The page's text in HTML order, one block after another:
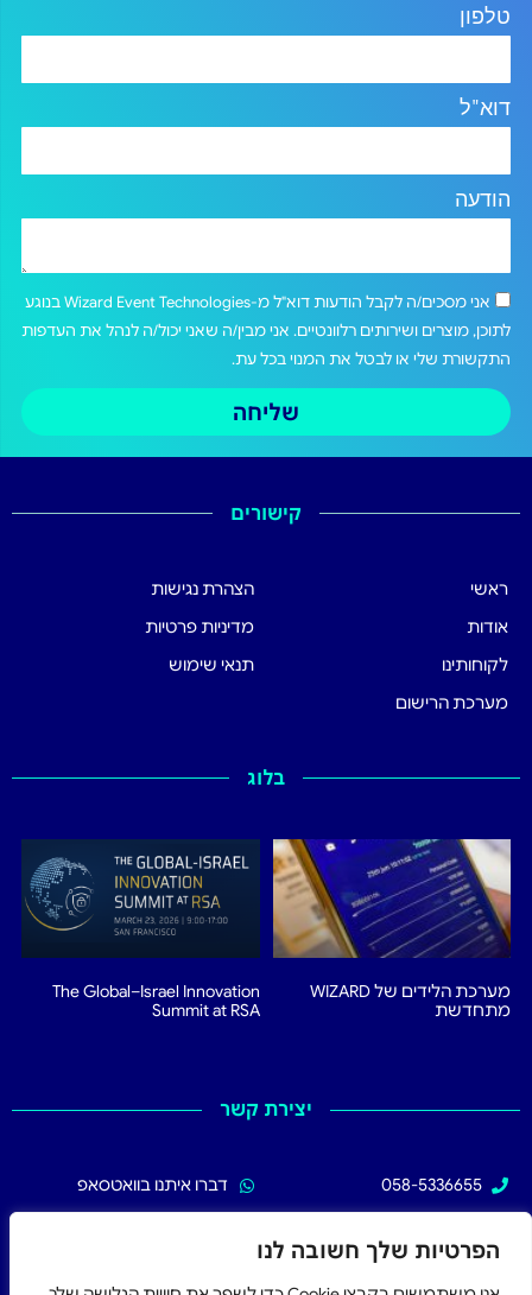
הפרטיות שלך חשובה לנו
טלפון
דוא"ל
הודעה
אני מסכים/ה לקבל הודעות דוא"ל מ-Wizard Event Technologies בנוגע
לתוכן, מוצרים ושירותים רלוונטיים. אני מבין/ה שאני יכול/ה לנהל את העדפות
התקשורת שלי או לבטל את המנוי בכל עת.
שליחה
קישורים
ראשי
אודות
לקוחותינו
מערכת הרישום
הצהרת נגישות
מדיניות פרטיות
תנאי שימוש
בלוג
מערכת הלידים של WIZARD
מתחדשת
The Global–Israel Innovation
Summit at RSA
יצירת קשר
058-5336655
דברו איתנו בוואטסאפ